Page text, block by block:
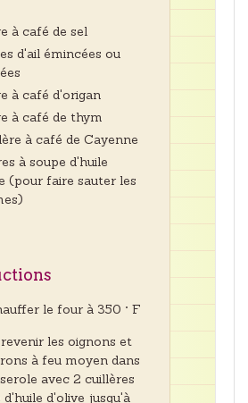
à café de sel
d'ail émincées ou
à café d'origan
à café de thym
à café de Cayenne
à soupe d'huile
(pour faire sauter les
le four à 350 ° F
les oignons et
à feu moyen dans
avec 2 cuillères
d'huile d'olive jusqu'à